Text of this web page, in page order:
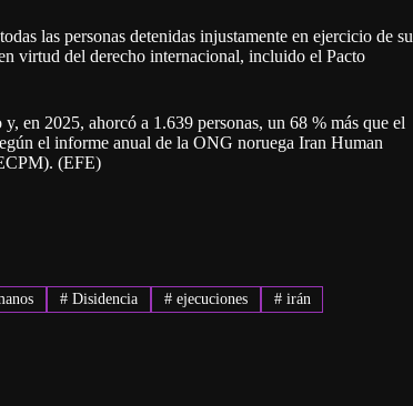
las personas detenidas injustamente en ejercicio de su
virtud del derecho internacional, incluido el Pacto
en 2025, ahorcó a 1.639 personas, un 68 % más que el
el informe anual de la ONG noruega Iran Human
(EFE)
# Disidencia #ejecuciones #irán